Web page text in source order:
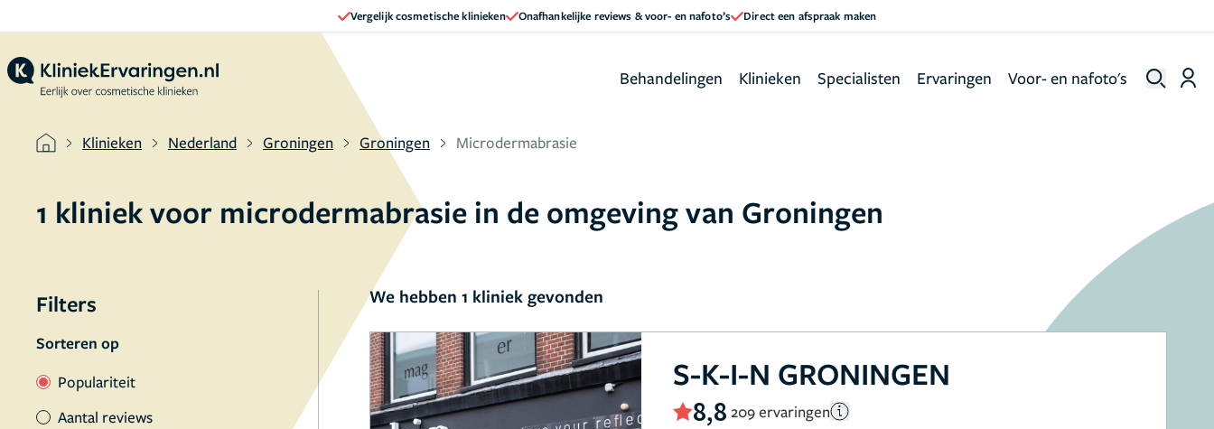
Vergelijk cosmetische klinieken Onafhankelijke reviews & voor- en nafoto’s Direct een afspraak maken
Behandelingen Klinieken Specialisten Ervaringen Voor- en nafoto's
Klinieken Nederland Groningen Groningen Microdermabrasie
1 kliniek voor microdermabrasie in de omgeving van Groningen
Filters
Sorteren op
Populariteit
Aantal reviews
We hebben 1 kliniek gevonden
S-K-I-N GRONINGEN
8,8 209 ervaringen